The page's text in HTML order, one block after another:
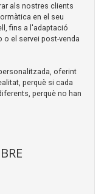
als nostres clients
en el seu
fins a l'adaptació
o el servei post-venda
oferint
perquè si cada
perquè no han